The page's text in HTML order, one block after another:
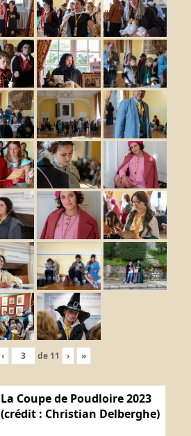
‹ de 11 › »
La Coupe de Poudloire 2023
(crédit : Christian Delberghe)